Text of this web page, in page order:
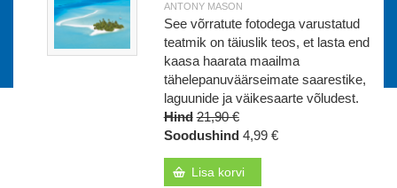
ANTONY MASON
See võrratute fotodega varustatud
teatmik on täiuslik teos, et lasta end
kaasa haarata maailma
tähelepanuväärseimate saarestike,
laguunide ja väikesaarte võludest.
Hind 21,90 €
Soodushind 4,99 €
Lisa korvi